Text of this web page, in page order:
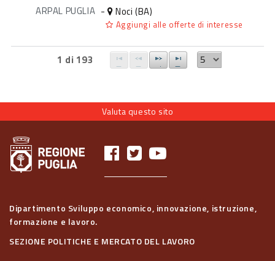
ARPAL PUGLIA - Noci (BA)
Aggiungi alle offerte di interesse
1 di 193
Valuta questo sito
Dipartimento Sviluppo economico, innovazione, istruzione,
formazione e lavoro.
SEZIONE POLITICHE E MERCATO DEL LAVORO